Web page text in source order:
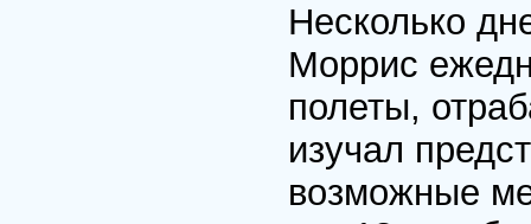
Несколько
Моррис
полеты,
изучал
возможные